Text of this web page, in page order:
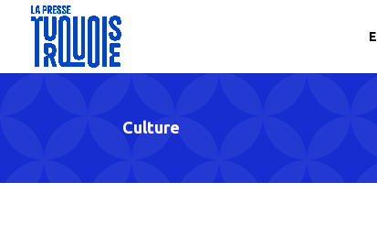
Culture